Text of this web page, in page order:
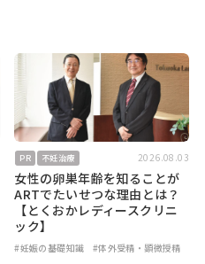
PR 不妊治療 2026.08.03
女性の卵巣年齢を知ることが
ARTでたいせつな理由とは？
【とくおかレディースクリニ
ック】
#妊娠の基礎知識 #体外受精・顕微授精